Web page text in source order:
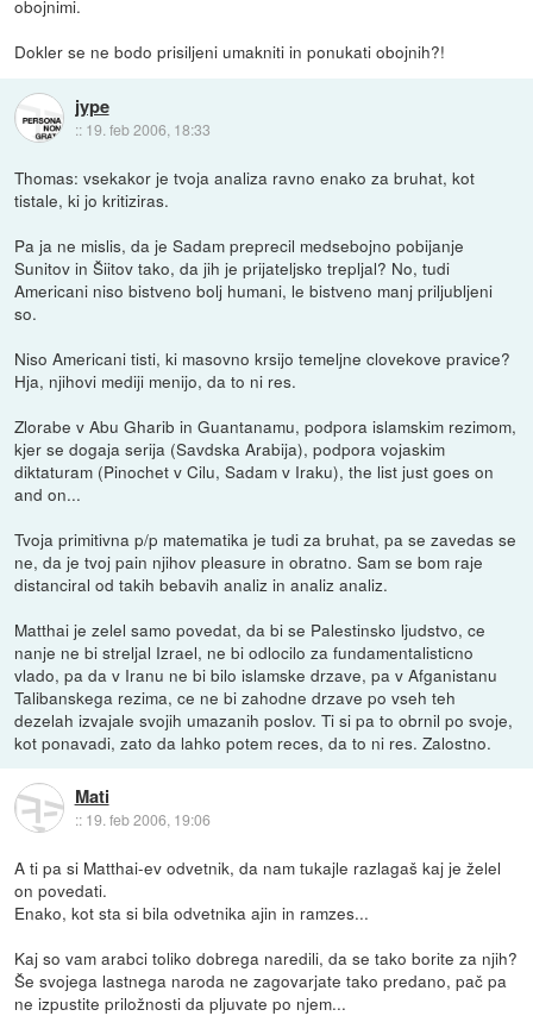
obojnimi.
Dokler se ne bodo prisiljeni umakniti in ponukati obojnih?!
jype
:: 19. feb 2006, 18:33
Thomas: vsekakor je tvoja analiza ravno enako za bruhat, kot
tistale, ki jo kritiziras.
Pa ja ne mislis, da je Sadam preprecil medsebojno pobijanje
Sunitov in Šiitov tako, da jih je prijateljsko trepljal? No, tudi
Americani niso bistveno bolj humani, le bistveno manj priljubljeni
so.
Niso Americani tisti, ki masovno krsijo temeljne clovekove pravice?
Hja, njihovi mediji menijo, da to ni res.
Zlorabe v Abu Gharib in Guantanamu, podpora islamskim rezimom,
kjer se dogaja serija (Savdska Arabija), podpora vojaskim
diktaturam (Pinochet v Cilu, Sadam v Iraku), the list just goes on
and on...
Tvoja primitivna p/p matematika je tudi za bruhat, pa se zavedas se
ne, da je tvoj pain njihov pleasure in obratno. Sam se bom raje
distanciral od takih bebavih analiz in analiz analiz.
Matthai je zelel samo povedat, da bi se Palestinsko ljudstvo, ce
nanje ne bi streljal Izrael, ne bi odlocilo za fundamentalisticno
vlado, pa da v Iranu ne bi bilo islamske drzave, pa v Afganistanu
Talibanskega rezima, ce ne bi zahodne drzave po vseh teh
dezelah izvajale svojih umazanih poslov. Ti si pa to obrnil po svoje,
kot ponavadi, zato da lahko potem reces, da to ni res. Zalostno.
Mati
:: 19. feb 2006, 19:06
A ti pa si Matthai-ev odvetnik, da nam tukajle razlagaš kaj je želel
on povedati.
Enako, kot sta si bila odvetnika ajin in ramzes...
Kaj so vam arabci toliko dobrega naredili, da se tako borite za njih?
Še svojega lastnega naroda ne zagovarjate tako predano, pač pa
ne izpustite priložnosti da pljuvate po njem...